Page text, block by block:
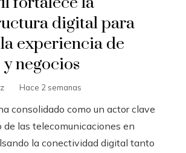
digital para
experiencia de
negocios
Hace 2 semanas
consolidado como un actor clave
de las telecomunicaciones en
la conectividad digital tanto